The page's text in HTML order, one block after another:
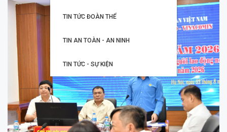
TIN TỨC ĐOÀN THỂ
TIN AN TOÀN - AN NINH
TIN TỨC - SỰ KIỆN